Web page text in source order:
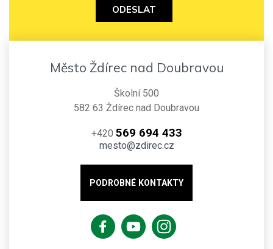
ODESLAT
Město Ždírec nad Doubravou
Školní 500
582 63 Ždírec nad Doubravou
+420 569 694 433
mesto@zdirec.cz
PODROBNÉ KONTAKTY